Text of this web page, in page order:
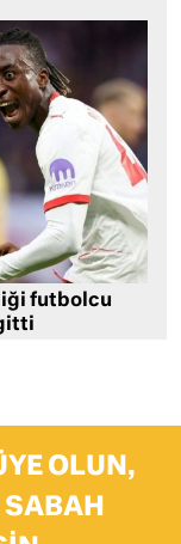
futbolcu
OLUN,